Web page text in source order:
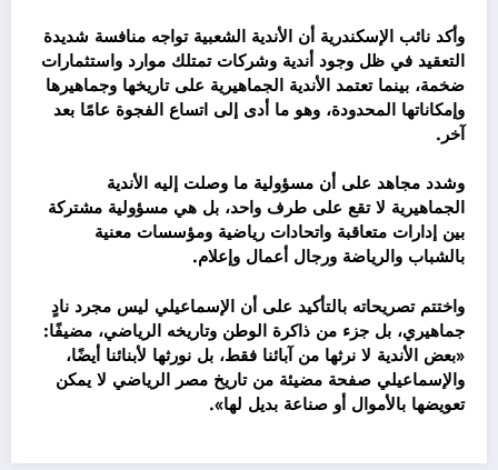
وأكد نائب الإسكندرية أن الأندية الشعبية تواجه منافسة شديدة
التعقيد في ظل وجود أندية وشركات تمتلك موارد واستثمارات
ضخمة، بينما تعتمد الأندية الجماهيرية على تاريخها وجماهيرها
وإمكاناتها المحدودة، وهو ما أدى إلى اتساع الفجوة عامًا بعد
آخر.
وشدد مجاهد على أن مسؤولية ما وصلت إليه الأندية
الجماهيرية لا تقع على طرف واحد، بل هي مسؤولية مشتركة
بين إدارات متعاقبة واتحادات رياضية ومؤسسات معنية
بالشباب والرياضة ورجال أعمال وإعلام.
واختتم تصريحاته بالتأكيد على أن الإسماعيلي ليس مجرد نادٍ
جماهيري، بل جزء من ذاكرة الوطن وتاريخه الرياضي، مضيفًا:
«بعض الأندية لا نرثها من آبائنا فقط، بل نورثها لأبنائنا أيضًا،
والإسماعيلي صفحة مضيئة من تاريخ مصر الرياضي لا يمكن
تعويضها بالأموال أو صناعة بديل لها».